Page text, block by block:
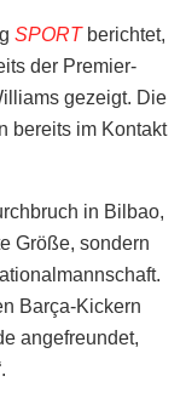
SPORT berichtet,
der Premier-
gezeigt. Die
bereits im Kontakt
in Bilbao,
Größe, sondern
Barça-Kickern
angefreundet,